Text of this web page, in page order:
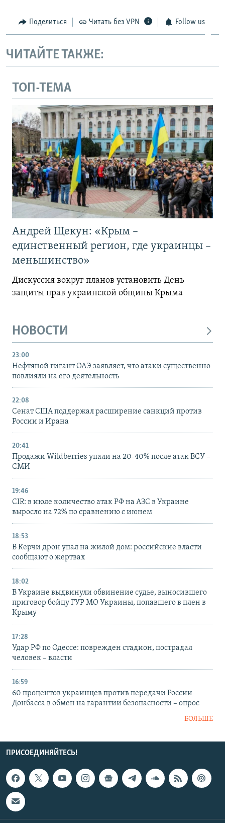
Поделиться Читать без VPN Follow us
ЧИТАЙТЕ ТАКЖЕ:
ТОП-ТЕМА
Андрей Щекун: «Крым –
единственный регион, где украинцы –
меньшинство»
Дискуссия вокруг планов установить День
защиты прав украинской общины Крыма
НОВОСТИ
23:00
Нефтяной гигант ОАЭ заявляет, что атаки существенно
повлияли на его деятельность
22:08
Сенат США поддержал расширение санкций против
России и Ирана
20:41
Продажи Wildberries упали на 20-40% после атак ВСУ –
СМИ
19:46
CIR: в июле количество атак РФ на АЗС в Украине
выросло на 72% по сравнению с июнем
18:53
В Керчи дрон упал на жилой дом: российские власти
сообщают о жертвах
18:02
В Украине выдвинули обвинение судье, выносившего
приговор бойцу ГУР МО Украины, попавшего в плен в
Крыму
17:28
Удар РФ по Одессе: поврежден стадион, пострадал
человек – власти
16:59
60 процентов украинцев против передачи России
Донбасса в обмен на гарантии безопасности – опрос
БОЛЬШЕ
ПРИСОЕДИНЯЙТЕСЬ!